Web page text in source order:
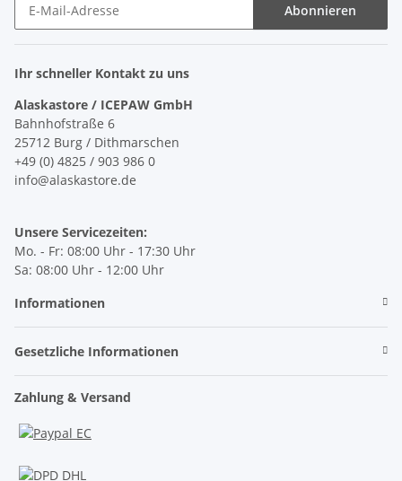
Abonnieren
Ihr schneller Kontakt zu uns
Alaskastore / ICEPAW GmbH
Bahnhofstraße 6
25712 Burg / Dithmarschen
+49 (0) 4825 / 903 986 0
info@alaskastore.de
Unsere Servicezeiten:
Mo. - Fr: 08:00 Uhr - 17:30 Uhr
Sa: 08:00 Uhr - 12:00 Uhr
Informationen
Gesetzliche Informationen
Zahlung & Versand